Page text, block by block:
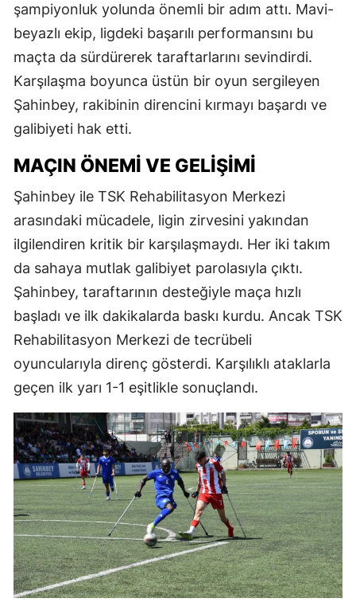
şampiyonluk yolunda önemli bir adım attı. Mavi-
beyazlı ekip, ligdeki başarılı performansını bu
maçta da sürdürerek taraftarlarını sevindirdi.
Karşılaşma boyunca üstün bir oyun sergileyen
Şahinbey, rakibinin direncini kırmayı başardı ve
galibiyeti hak etti.
MAÇIN ÖNEMI VE GELIŞIMI
Şahinbey ile TSK Rehabilitasyon Merkezi
arasındaki mücadele, ligin zirvesini yakından
ilgilendiren kritik bir karşılaşmaydı. Her iki takım
da sahaya mutlak galibiyet parolasıyla çıktı.
Şahinbey, taraftarının desteğiyle maça hızlı
başladı ve ilk dakikalarda baskı kurdu. Ancak TSK
Rehabilitasyon Merkezi de tecrübeli
oyuncularıyla direnç gösterdi. Karşılıklı ataklarla
geçen ilk yarı 1-1 eşitlikle sonuçlandı.